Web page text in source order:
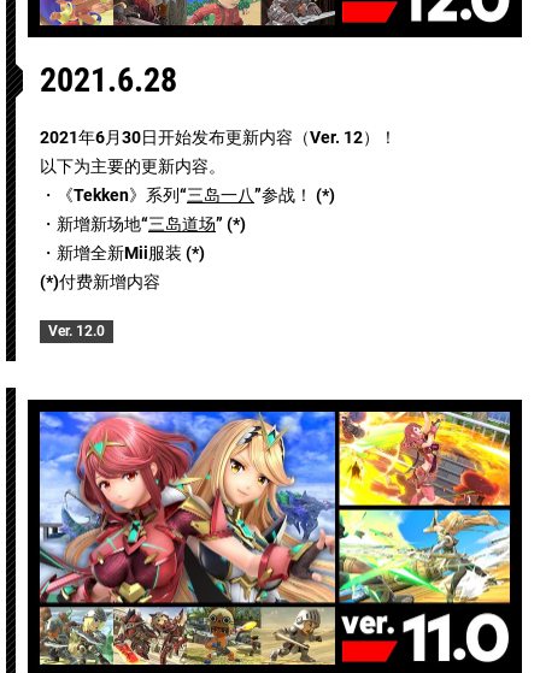
2021.6.28
2021年6月30日开始发布更新内容（Ver. 12）！
以下为主要的更新内容。
・《Tekken》系列“三岛一八”参战！ (*)
・新增新场地“三岛道场” (*)
・新增全新Mii服装 (*)
(*)付费新增内容
Ver. 12.0